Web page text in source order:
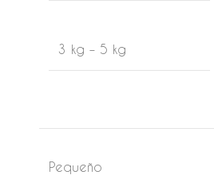
3 kg – 5 kg
Pequeño